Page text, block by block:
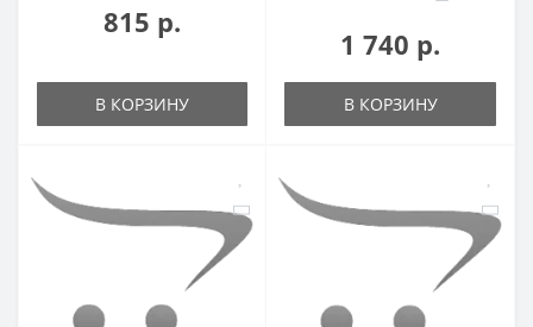
815 р.
В КОРЗИНУ
1 740 р.
В КОРЗИНУ